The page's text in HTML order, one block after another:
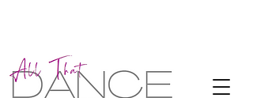
ALL THAT